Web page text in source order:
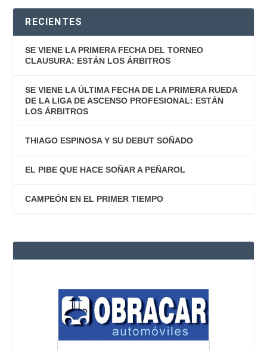
RECIENTES
SE VIENE LA PRIMERA FECHA DEL TORNEO
CLAUSURA: ESTÁN LOS ÁRBITROS
SE VIENE LA ÚLTIMA FECHA DE LA PRIMERA RUEDA
DE LA LIGA DE ASCENSO PROFESIONAL: ESTÁN
LOS ÁRBITROS
THIAGO ESPINOSA Y SU DEBUT SOÑADO
EL PIBE QUE HACE SOÑAR A PEÑAROL
CAMPEÓN EN EL PRIMER TIEMPO